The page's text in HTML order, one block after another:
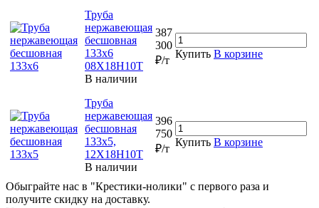
Труба
нержавеющая
бесшовная
133х6
08Х18Н10Т
В наличии
387
300
₽/т
Купить В корзине
Труба
нержавеющая
бесшовная
133х5,
12Х18Н10Т
В наличии
396
750
₽/т
Купить В корзине
Обыграйте нас в "Крестики-нолики" с первого раза и
получите скидку на доставку.